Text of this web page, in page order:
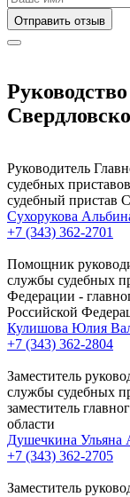
Отправить отзыв
Руководитель
судебных
судебный пристав
Сухорукова
+7 (343) 362-2701
Помощник
службы судебных
Федерации -
Российской
Кулишова Юлия
+7 (343) 362-2804
Заместитель
службы судебных
заместитель
области
Душечкина Ульяна
+7 (343) 362-2705
Заместитель